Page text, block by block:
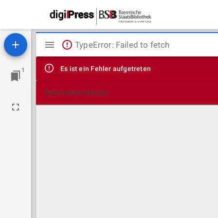
1
Mirador
Viewer
TypeError: Failed to fetch
Es ist ein Fehler aufgetreten
Technische Details